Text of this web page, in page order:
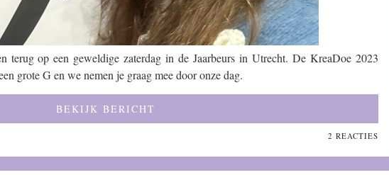
op een geweldige zaterdag in de Jaarbeurs in Utrecht. De KreaDoe 2023
grote G en we nemen je graag mee door onze dag.
BEKIJK BERICHT
2 REACTIES